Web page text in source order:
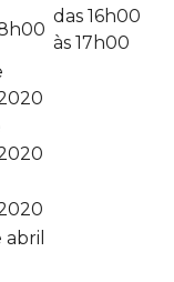
das 16h00
às 17h00